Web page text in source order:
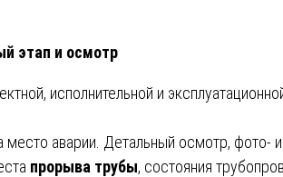
этап и осмотр
исполнительной и
место аварии. Детальный осмотр, фото- и
прорыва трубы, состояния